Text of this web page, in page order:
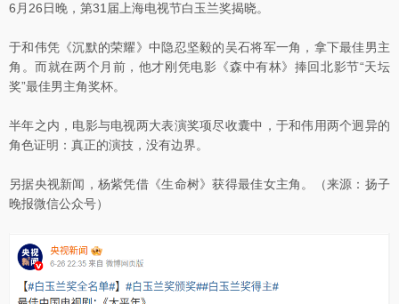
6月26日晚，第31届上海电视节白玉兰奖揭晓。
于和伟凭《沉默的荣耀》中隐忍坚毅的吴石将军一角，拿下最佳男主
角。而就在两个月前，他才刚凭电影《森中有林》捧回北影节“天坛
奖”最佳男主角奖杯。
半年之内，电影与电视两大表演奖项尽收囊中，于和伟用两个迥异的
角色证明：真正的演技，没有边界。
另据央视新闻，杨紫凭借《生命树》获得最佳女主角。（来源：扬子
晚报微信公众号）